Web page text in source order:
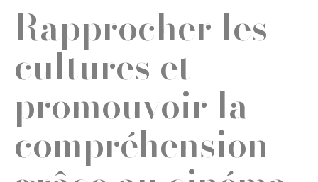
Rapprocher les
cultures et
promouvoir la
compréhension